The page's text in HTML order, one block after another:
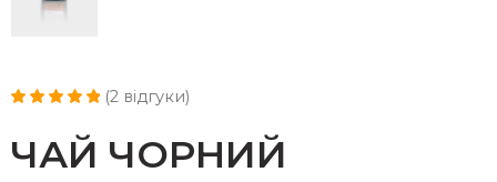
ЧАЙ ЧОРНИЙ
з 5 на основі
опитування
покупця
(2відгуки)